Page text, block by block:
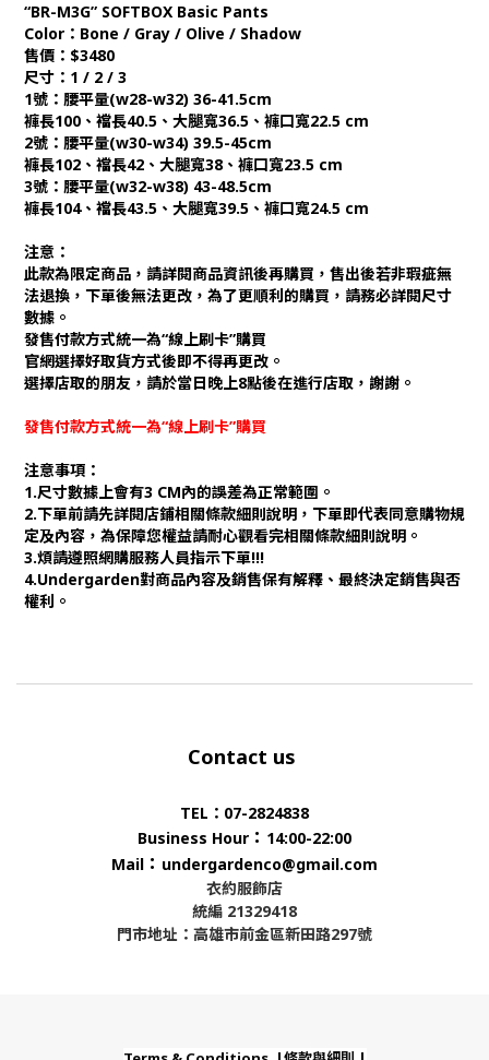
“BR-M3G” SOFTBOX Basic Pants
Color：Bone / Gray / Olive / Shadow
售價：$3480
尺寸：1 / 2 / 3
1號：腰平量(w28-w32) 36-41.5cm
褲長100、襠長40.5、大腿寬36.5、褲口寬22.5 cm
2號：腰平量(w30-w34) 39.5-45cm
褲長102、襠長42、大腿寬38、褲口寬23.5 cm
3號：腰平量(w32-w38) 43-48.5cm
褲長104、襠長43.5、大腿寬39.5、褲口寬24.5 cm
注意：
此款為限定商品，請詳閱商品資訊後再購買，售出後若非瑕疵無
法退換，下單後無法更改，為了更順利的購買，請務必詳閱尺寸
數據。
發售付款方式統一為“線上刷卡”購買
官網選擇好取貨方式後即不得再更改。
選擇店取的朋友，請於當日晚上8點後在進行店取，謝謝。
發售付款方式統一為“線上刷卡”購買
注意事項：
1.尺寸數據上會有3 CM內的誤差為正常範圍。
2.下單前請先詳閱店鋪相關條款細則說明，下單即代表同意購物規
定及內容，為保障您權益請耐心觀看完相關條款細則說明。
3.煩請遵照網購服務人員指示下單!!!
4.Undergarden對商品內容及銷售保有解釋、最終決定銷售與否
權利。
Contact us
TEL：07-2824838
Business Hour ： 14:00-22:00
Mail ： undergardenco@gmail.com
衣約服飾店
統編 21329418
門市地址：高雄市前金區新田路297號